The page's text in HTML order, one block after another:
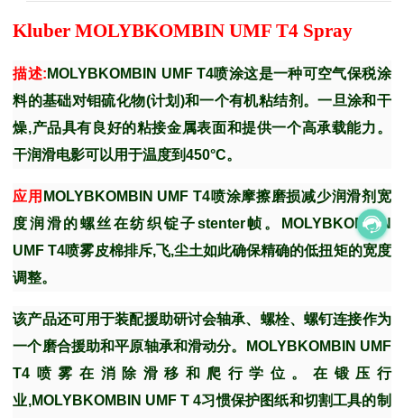
Kluber MOLYBKOMBIN UMF T4 Spray
描述: MOLYBKOMBIN UMF T4喷涂这是一种可空气保税涂
料的基础对钼硫化物(计划 )和一个有机粘结剂。一旦涂和干
燥,产品具有良好的粘接金属表面和提供一个高承载能力。
干润滑电影可以用于温度到450°C。
应用 MOLYBKOMBIN UMF T4喷涂摩擦磨损减少润滑剂宽
度润滑的螺丝在纺织锭子stenter帧。
MOLYBKOMBIN
UMF T4喷雾皮棉排斥,飞,尘土如此确保精确的低扭矩的宽度
调整。
该产品还可用于装配援助研讨会轴承、螺栓、螺钉连接作为
一个磨合援助和平原轴承和滑动分。
MOLYBKOMBIN UMF
T4 喷雾在消除滑移和爬行学位。在锻压行
业,MOLYBKOMBIN UMF T 4习惯保护图纸和切割工具的制